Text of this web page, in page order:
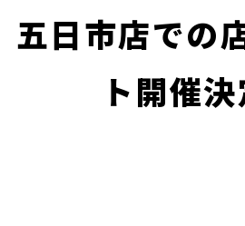
五日市店での
ト開催決